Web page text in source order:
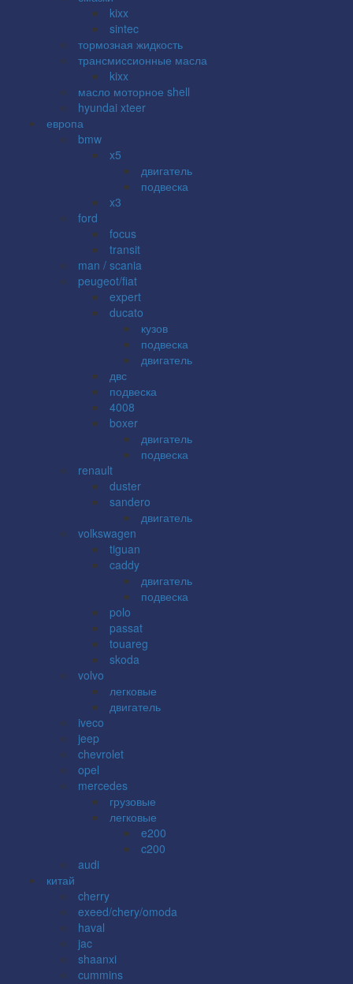
kixx
sintec
тормозная жидкость
трансмиссионные масла
kixx
масло моторное shell
hyundai xteer
европа
bmw
x5
двигатель
подвеска
x3
ford
focus
transit
man / scania
peugeot/fiat
expert
ducato
кузов
подвеска
двигатель
двс
подвеска
4008
boxer
двигатель
подвеска
renault
duster
sandero
двигатель
volkswagen
tiguan
caddy
двигатель
подвеска
polo
passat
touareg
skoda
volvo
легковые
двигатель
iveco
jeep
chevrolet
opel
mercedes
грузовые
легковые
e200
c200
audi
китай
cherry
exeed/chery/omoda
haval
jac
shaanxi
cummins